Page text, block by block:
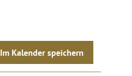
Im Kalender speichern